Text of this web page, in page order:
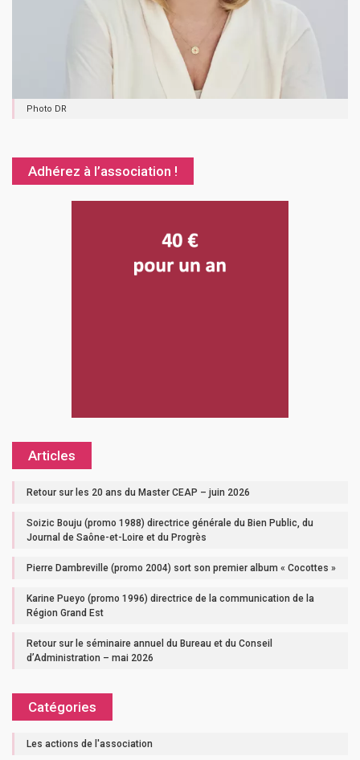
Photo DR
Adhérez à l’association !
Articles
Retour sur les 20 ans du Master CEAP – juin 2026
Soizic Bouju (promo 1988) directrice générale du Bien Public, du
Journal de Saône-et-Loire et du Progrès
Pierre Dambreville (promo 2004) sort son premier album « Cocottes »
Karine Pueyo (promo 1996) directrice de la communication de la
Région Grand Est
Retour sur le séminaire annuel du Bureau et du Conseil
d’Administration – mai 2026
Catégories
Les actions de l'association